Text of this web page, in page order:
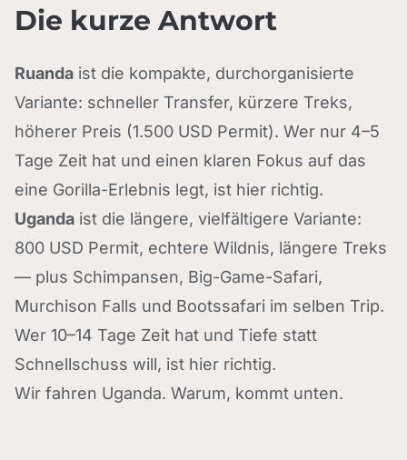
Die kurze Antwort
Ruanda ist die kompakte, durchorganisierte
Variante: schneller Transfer, kürzere Treks,
höherer Preis (1.500 USD Permit). Wer nur 4–5
Tage Zeit hat und einen klaren Fokus auf das
eine Gorilla-Erlebnis legt, ist hier richtig.
Uganda ist die längere, vielfältigere Variante:
800 USD Permit, echtere Wildnis, längere Treks
— plus Schimpansen, Big-Game-Safari,
Murchison Falls und Bootssafari im selben Trip.
Wer 10–14 Tage Zeit hat und Tiefe statt
Schnellschuss will, ist hier richtig.
Wir fahren Uganda. Warum, kommt unten.